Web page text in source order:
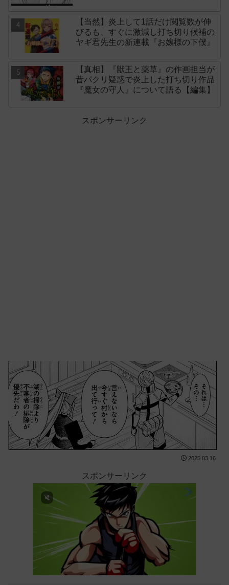
【当然】炎上して1話だけ閲覧数が伸
びるも、すぐに激減し打ち切り候補の
ヤギ君先生の新連載『お嬢様の下僕』
【真相】『獣王と薬草』の作画担当が
昔パクリ疑惑で炎上した打ち切り作品
『魔女の守人』について語る【編集】
スポンサーリンク
2025.03.16
スポンサーリンク